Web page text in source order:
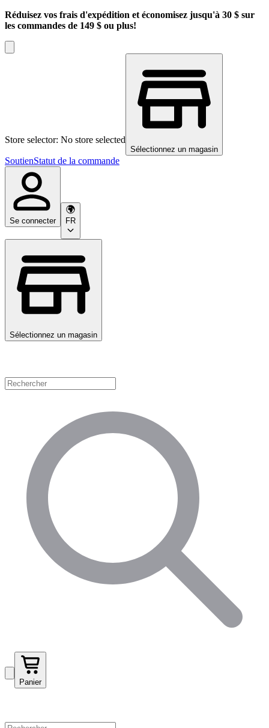
Réduisez vos frais d'expédition et économisez jusqu'à 30 $ sur
les commandes de 149 $ ou plus!
Store selector: No store selected
Sélectionnez un magasin
SoutienStatut de la commande
Se connecter FR
Sélectionnez un magasin
Panier